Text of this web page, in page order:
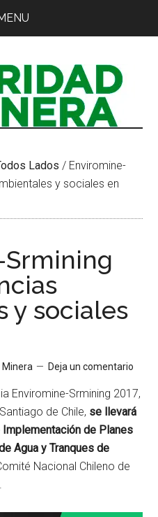
Lados / Enviromine-
y sociales en
y sociales
Deja un comentario
Enviromine-Srmining 2017,
de Chile, se llevará
de Planes
Agua y Tranques de
Nacional Chileno de